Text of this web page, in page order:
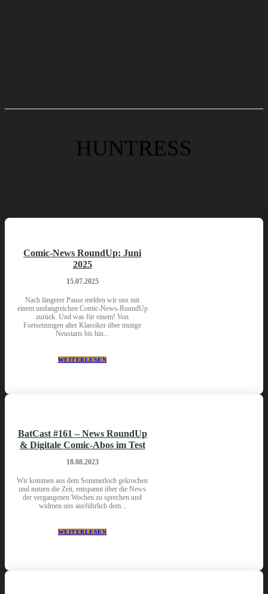
HUNTRESS
Comic-News RoundUp: Juni
2025
15.07.2025
Nach längerer Pause melden wir uns mit
einem umfangreichen Comic-News-RoundUp
zurück. Und was für einem! Von
Fortsetzungen alter Klassiker über mutige
Neustarts bis hin...
WEITERLESEN
BatCast #161 – News RoundUp
& Digitale Comic-Abos im Test
18.08.2023
Wir kommen aus dem Sommerloch gekrochen
und nutzen die Zeit, entspannt über die News
der vergangenen Wochen zu sprechen und
widmen uns ausführlich dem...
WEITERLESEN